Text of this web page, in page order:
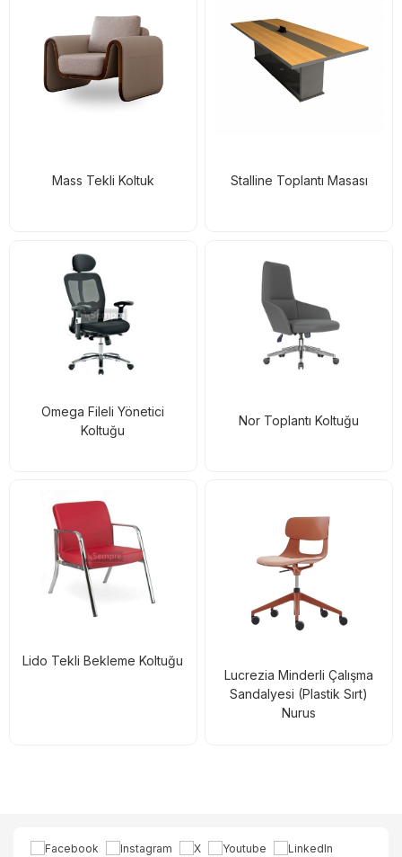
Mass Tekli Koltuk Stalline Toplantı Masası
Omega Fileli Yönetici
Koltuğu
Nor Toplantı Koltuğu
Lido Tekli Bekleme Koltuğu
Lucrezia Minderli Çalışma
Sandalyesi (Plastik Sırt)
Nurus